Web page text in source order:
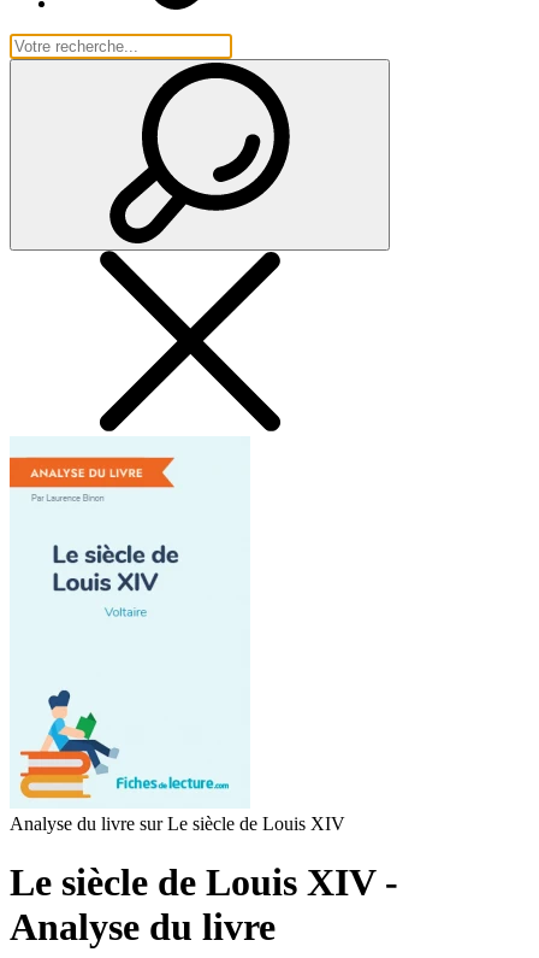
Analyse du livre sur Le siècle de Louis XIV
Le siècle de Louis XIV -
Analyse du livre